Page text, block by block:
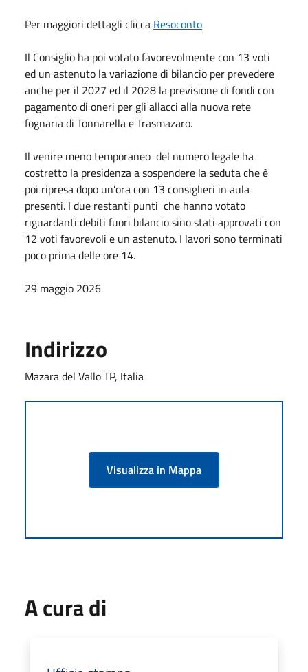
Per maggiori dettagli clicca Resoconto
Il Consiglio ha poi votato favorevolmente con 13 voti
ed un astenuto la variazione di bilancio per prevedere
anche per il 2027 ed il 2028 la previsione di fondi con
pagamento di oneri per gli allacci alla nuova rete
fognaria di Tonnarella e Trasmazaro.
Il venire meno temporaneo del numero legale ha
costretto la presidenza a sospendere la seduta che è
poi ripresa dopo un'ora con 13 consiglieri in aula
presenti. I due restanti punti che hanno votato
riguardanti debiti fuori bilancio sino stati approvati con
12 voti favorevoli e un astenuto. I lavori sono terminati
poco prima delle ore 14.
29 maggio 2026
Indirizzo
Mazara del Vallo TP, Italia
Visualizza in Mappa
A cura di